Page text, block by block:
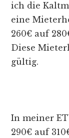
ich die
eine
260€ auf
Diese
gültig.
In meiner
290€ auf